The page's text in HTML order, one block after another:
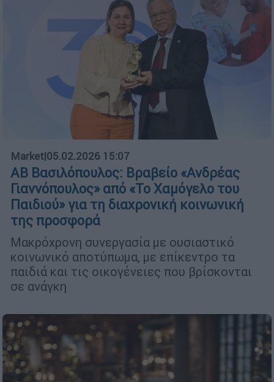
Market|05.02.2026 15:07
ΑΒ Βασιλόπουλος: Βραβείο «Ανδρέας
Γιαννόπουλος» από «Το Χαμόγελο του
Παιδιού» για τη διαχρονική κοινωνική
της προσφορά
Μακρόχρονη συνεργασία με ουσιαστικό
κοινωνικό αποτύπωμα, με επίκεντρο τα
παιδιά και τις οικογένειες που βρίσκονται
σε ανάγκη